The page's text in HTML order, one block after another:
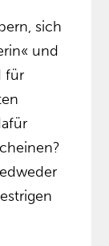
sich
und
für